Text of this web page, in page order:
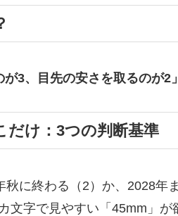
が3、目先の安さを取るのが2」
だけ：3つの判断基準
秋に終わる（2）か、2028年
文字で見やすい「45mm」が